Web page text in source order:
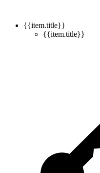
{{item.title}}
{{item.title}}